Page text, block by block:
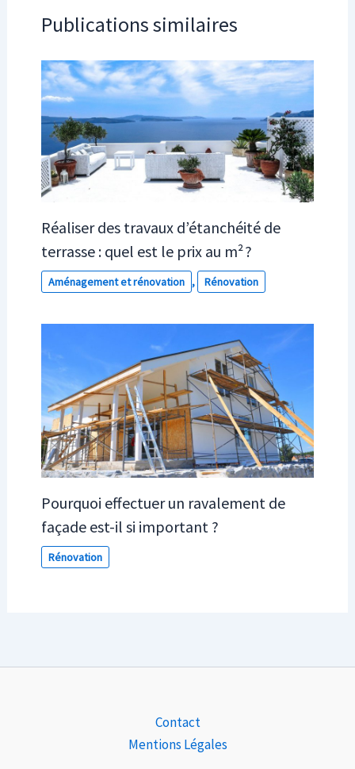
Publications similaires
Réaliser des travaux d’étanchéité de
terrasse : quel est le prix au m² ?
Aménagement et rénovation , Rénovation
Pourquoi effectuer un ravalement de
façade est-il si important ?
Rénovation
Contact
Mentions Légales